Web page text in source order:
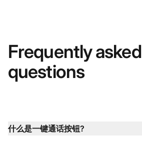
Frequently asked
questions
什么是一键通话按钮?